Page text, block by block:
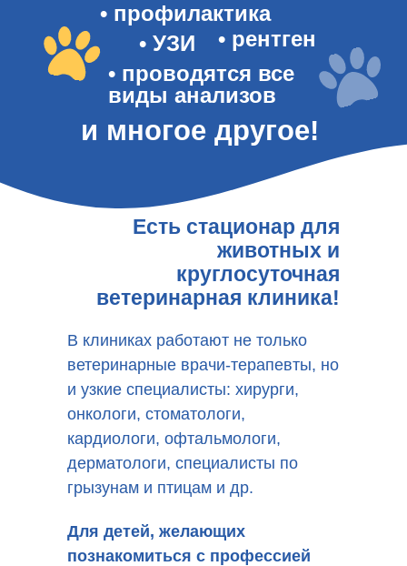
и многое другое!
• профилактика
• УЗИ
• рентген
• проводятся все
виды анализов
В клиниках работают не только
ветеринарные врачи-терапевты, но
и узкие специалисты: хирурги,
онкологи, стоматологи,
кардиологи, офтальмологи,
дерматологи, специалисты по
грызунам и птицам и др.
Для детей, желающих
познакомиться с профессией
Есть стационар для
животных и
круглосуточная
ветеринарная клиника!